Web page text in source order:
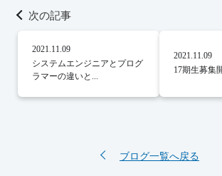
次の記事
2021.11.09
システムエンジニアとプログ
ラマーの違いと...
2021.11.09
17期生募集
ブログ一覧へ戻る